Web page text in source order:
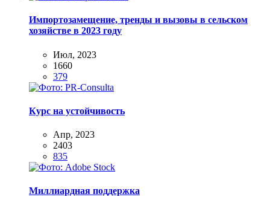
Импортозамещение, тренды и вызовы в сельском
хозяйстве в 2023 году
Июл, 2023
1660
379
Курс на устойчивость
Апр, 2023
2403
835
Миллиардная поддержка